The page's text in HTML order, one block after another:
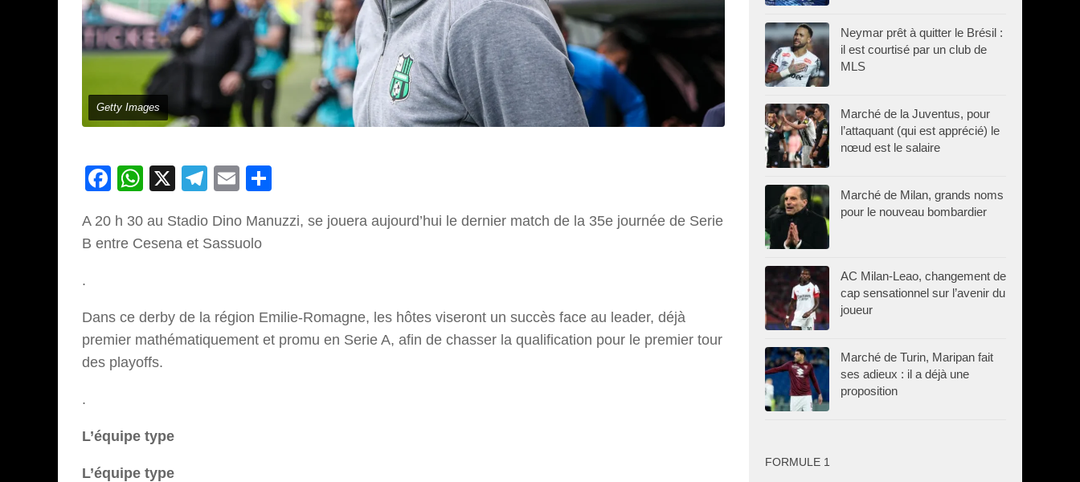
Getty Images
Facebook
WhatsApp
X Telegram
Email
A 20 h 30 au Stadio Dino Manuzzi, se jouera aujourd’hui le dernier match de la 35e journée de Serie
B entre Cesena et Sassuolo
.
Dans ce derby de la région Emilie-Romagne, les hôtes viseront un succès face au leader, déjà
premier mathématiquement et promu en Serie A, afin de chasser la qualification pour le premier tour
des playoffs.
.
L’équipe type
L’équipe type
Neymar prêt à quitter le Brésil :
il est courtisé par un club de
MLS
Marché de la Juventus, pour
l’attaquant (qui est apprécié) le
nœud est le salaire
Marché de Milan, grands noms
pour le nouveau bombardier
AC Milan-Leao, changement de
cap sensationnel sur l’avenir du
joueur
Marché de Turin, Maripan fait
ses adieux : il a déjà une
proposition
FORMULE 1